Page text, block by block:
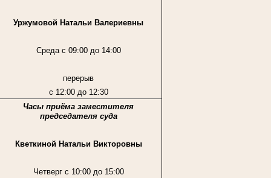
Уржумовой Натальи Валериевны
Среда с 09:00 до 14:00
перерыв
с 12:00 до 12:30
Часы приёма заместителя
председателя суда
Кветкиной Натальи Викторовны
Четверг с 10:00 до 15:00